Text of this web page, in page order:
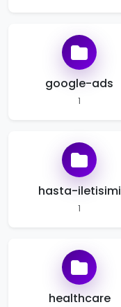
google-ads
1
hasta-iletisimi
1
healthcare